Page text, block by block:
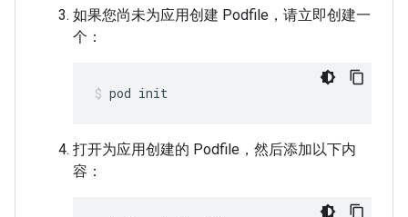
如果您尚未为应用创建 Podfile，请立即创建一
个：
pod init
打开为应用创建的 Podfile，然后添加以下内
容：